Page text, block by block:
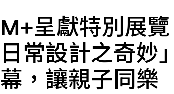
M+呈獻特別展
日常設計之奇妙
幕，讓親子同樂